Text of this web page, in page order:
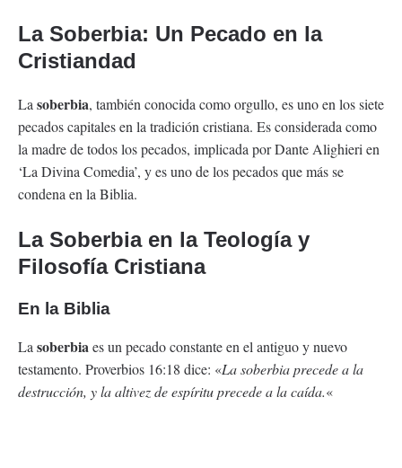
La Soberbia: Un Pecado en la
Cristiandad
La soberbia, también conocida como orgullo, es uno en los siete
pecados capitales en la tradición cristiana. Es considerada como
la madre de todos los pecados, implicada por Dante Alighieri en
‘La Divina Comedia’, y es uno de los pecados que más se
condena en la Biblia.
La Soberbiaen la Teología y
Filosofía Cristiana
En la Biblia
Lasoberbiaes un pecado constante en el antiguo y nuevo
testamento. Proverbios 16:18 dice: «La soberbia precede a la
destrucción, y la altivez de espíritu precede a la caída.«